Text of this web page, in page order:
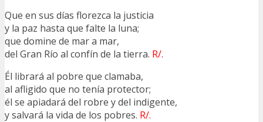
Que en sus días florezca la justicia
y la paz hasta que falte la luna;
que domine de mar a mar,
del Gran Río al confín de la tierra. R/.
Él librará al pobre que clamaba,
al afligido que no tenía protector;
él se apiadará del robre y del indigente,
y salvará la vida de los pobres. R/.